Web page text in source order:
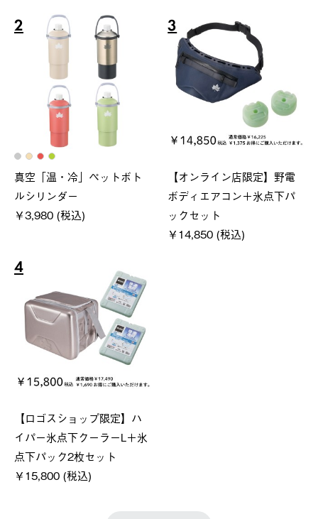
2
真空「温・冷」ペットボト
ルシリンダー
￥3,980 (税込)
3
【オンライン店限定】野電
ボディエアコン＋氷点下パ
ックセット
￥14,850 (税込)
4
【ロゴスショップ限定】ハ
イパー氷点下クーラーL＋氷
点下パック2枚セット
￥15,800 (税込)